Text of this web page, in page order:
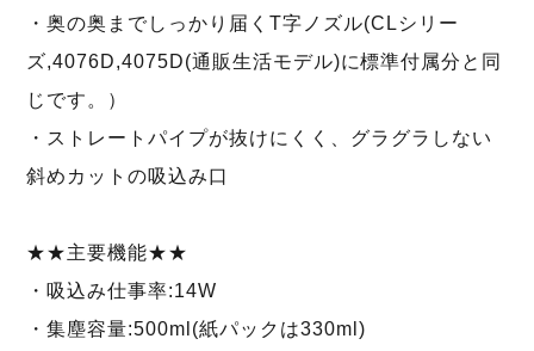
・奥の奥までしっかり届くT字ノズル(CLシリー
ズ,4076D,4075D(通販生活モデル)に標準付属分と同
じです。）
・ストレートパイプが抜けにくく、グラグラしない
斜めカットの吸込み口
★★主要機能★★
・吸込み仕事率:14W
・集塵容量:500ml(紙パックは330ml)